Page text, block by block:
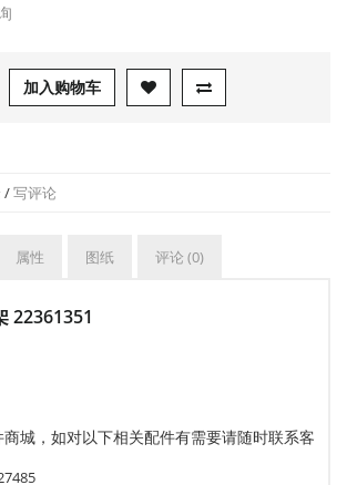
加入购物车
/写评论
属性 图纸 评论 (0)
22361351
城，如对以下相关配件有需要请随时联系客